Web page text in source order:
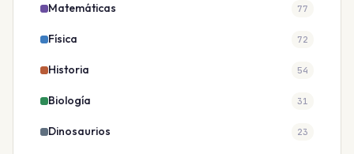
Matemáticas 77
Física 72
Historia 54
Biología 31
Dinosaurios 23